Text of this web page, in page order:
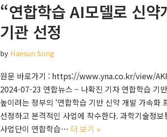
“연합학습 AI모델로 신
기관 선정
by Haesun Song
원문 바로가기 : https://www.yna.co.kr/view/
2024-07-23 연합뉴스 – 나확진 기자 연합학습 기
높이려는 정부의 ‘연합학습 기반 신약 개발 가속
선정하고 본격적인 사업에 착수한다. 과학기술정
사업단이 연합학습… 더 보기 »